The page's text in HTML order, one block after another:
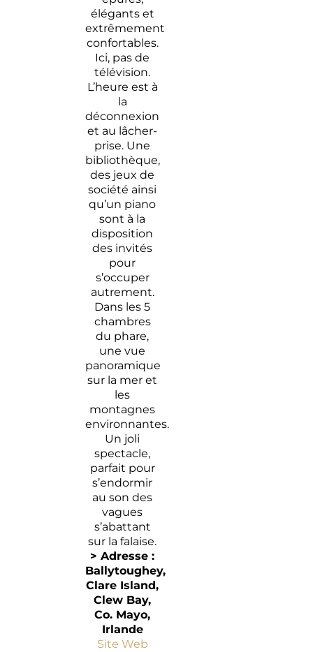
élégants et
extrêmement
confortables.
Ici, pas de
télévision.
L’heure est à
la
déconnexion
et au lâcher-
prise. Une
bibliothèque,
des jeux de
société ainsi
qu’un piano
sont à la
disposition
des invités
pour
s’occuper
autrement.
Dans les 5
chambres
du phare,
une vue
panoramique
sur la mer et
les
montagnes
environnantes.
Un joli
spectacle,
parfait pour
s’endormir
au son des
vagues
s’abattant
sur la falaise.
> Adresse :
Ballytoughey,
Clare Island,
Clew Bay,
Co. Mayo,
Irlande
Site Web